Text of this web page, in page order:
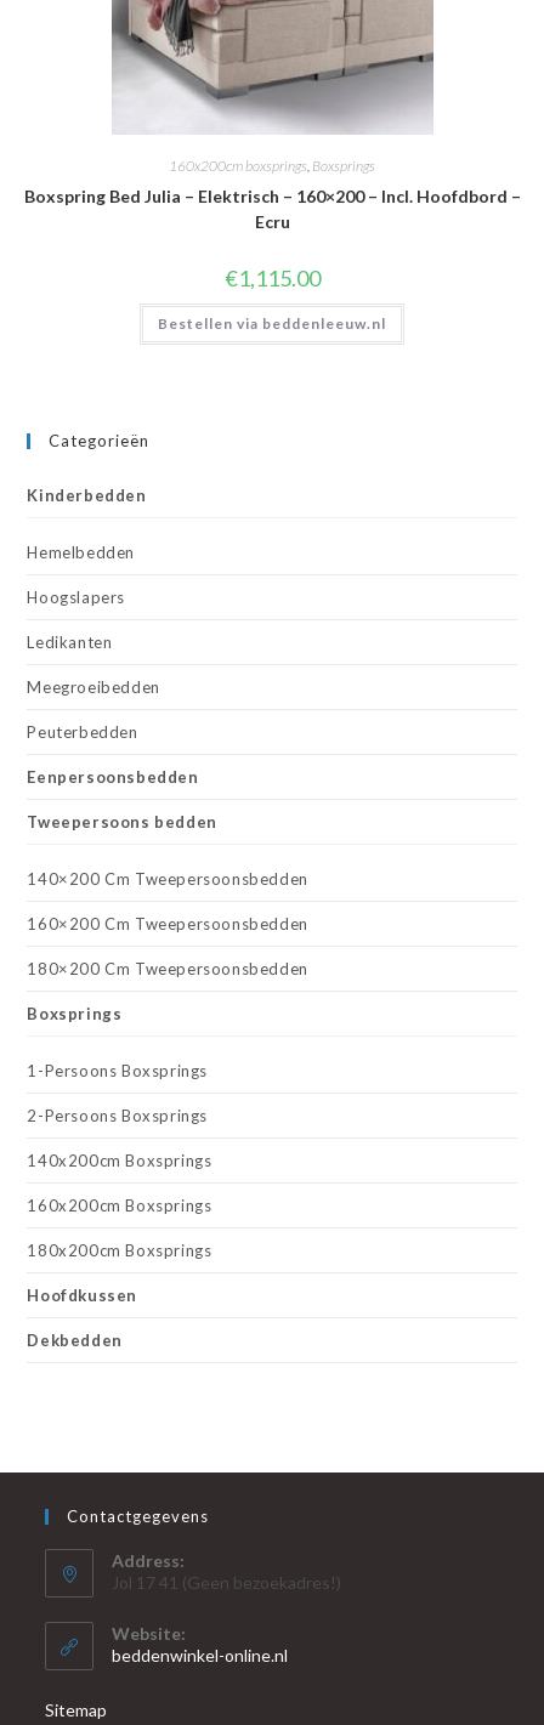
160x200cm boxsprings, Boxsprings
Boxspring Bed Julia – Elektrisch – 160×200 – Incl. Hoofdbord –
Ecru
€1,115.00
Bestellen via beddenleeuw.nl
Categorieën
Kinderbedden
Hemelbedden
Hoogslapers
Ledikanten
Meegroeibedden
Peuterbedden
Eenpersoonsbedden
Tweepersoons bedden
140×200 Cm Tweepersoonsbedden
160×200 Cm Tweepersoonsbedden
180×200 Cm Tweepersoonsbedden
Boxsprings
1-Persoons Boxsprings
2-Persoons Boxsprings
140x200cm Boxsprings
160x200cm Boxsprings
180x200cm Boxsprings
Hoofdkussen
Dekbedden
Contactgegevens
Address:
Jol 17 41 (Geen bezoekadres!)
Website:
beddenwinkel-online.nl
Sitemap